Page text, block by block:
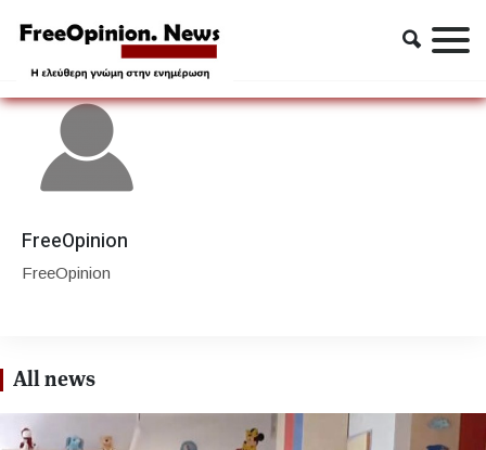
Author FreeOpinion
FreeOpinion
FreeOpinion
All news